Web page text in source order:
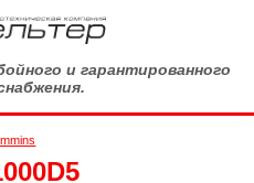
и гарантированного